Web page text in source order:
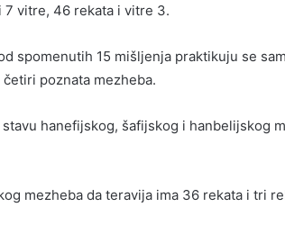
7 vitre, 46 rekata i vitre 3.
spomenutih 15 mišljenja praktikuju se
poznata mezheba.
hanefijskog, šafijskog i hanbelijskog
mezheba da teravija ima 36 rekata i tri